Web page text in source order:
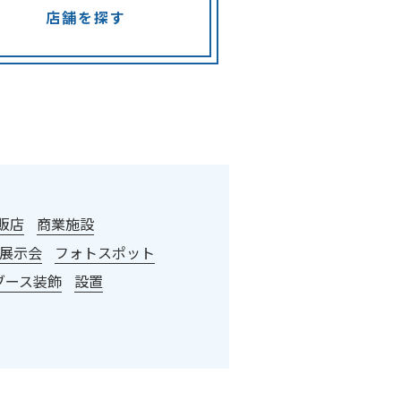
店舗を探す
店
商業施設
展示会
フォトスポット
ース装飾
設置